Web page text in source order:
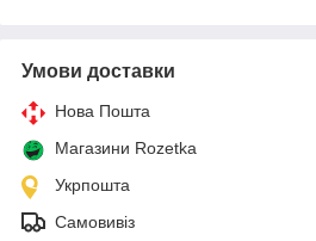
Умови доставки
Нова Пошта
Магазини Rozetka
Укрпошта
Самовивіз